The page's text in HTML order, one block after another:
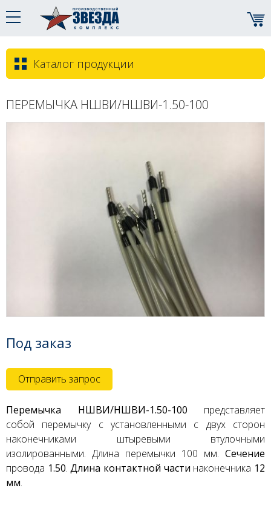
Каталог продукции
ПЕРЕМЫЧКА НШВИ/НШВИ-1.50-100
Под заказ
Отправить запрос
Перемычка НШВИ/НШВИ-1.50-100 представляет
собой перемычку с установленными с двух сторон
наконечниками штыревыми втулочными
изолированными. Длина перемычки 100 мм. Сечение
провода 1.50.Длина контактной части наконечника 12
мм.